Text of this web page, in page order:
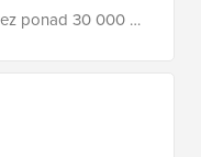
Używane przez ponad 30 000 użytkowników